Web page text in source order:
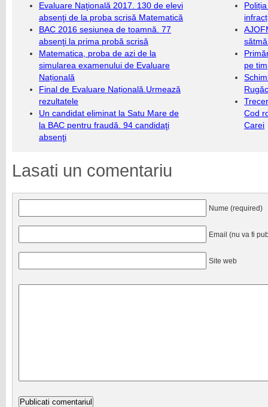
Evaluare Naţională 2017. 130 de elevi
absenţi de la proba scrisă Matematică
BAC 2016 sesiunea de toamnă. 77
absenţi la prima probă scrisă
Matematica, proba de azi de la
simularea examenului de Evaluare
Națională
Final de Evaluare Națională.Urmează
rezultatele
Un candidat eliminat la Satu Mare de
la BAC pentru fraudă. 94 candidaţi
absenţi
pe
Cod
Carei
Lasati un comentariu
Nume (required)
Email (nu va fi
Site web